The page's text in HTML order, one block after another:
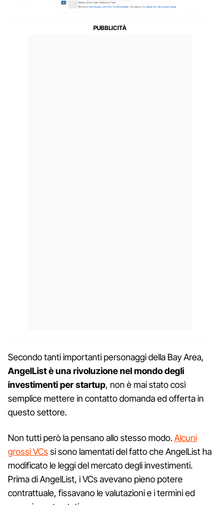
Secondo tanti importanti personaggi della Bay Area,
AngelList è una rivoluzione nel mondo degli
investimenti per startup, non è mai stato così
semplice mettere in contatto domanda ed offerta in
questo settore.
Non tutti però la pensano allo stesso modo.Alcuni
grossi VCs si sono lamentati del fatto che AngelList ha
modificato le leggi del mercato degli investimenti.
Prima di AngelList, i VCs avevano pieno potere
contrattuale, fissavano le valutazioni e i termini ed